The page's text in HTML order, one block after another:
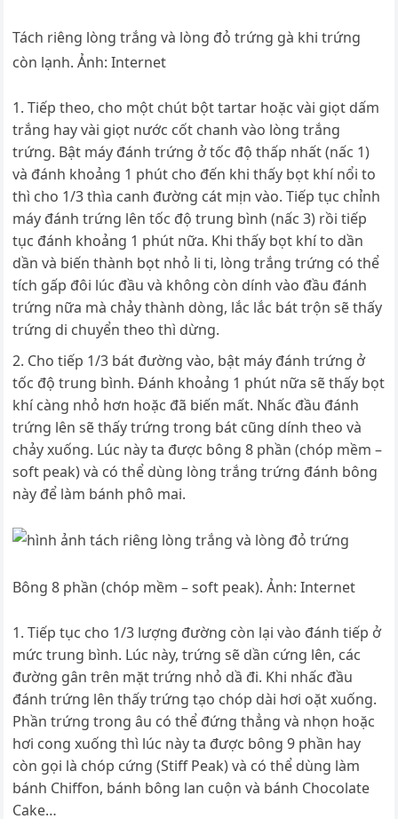
Tách riêng lòng trắng và lòng đỏ trứng gà khi trứng
còn lạnh. Ảnh: Internet
Tiếp theo, cho một chút bột tartar hoặc vài giọt dấm
trắng hay vài giọt nước cốt chanh vào lòng trắng
trứng. Bật máy đánh trứng ở tốc độ thấp nhất (nấc 1)
và đánh khoảng 1 phút cho đến khi thấy bọt khí nổi to
thì cho 1/3 thìa canh đường cát mịn vào. Tiếp tục chỉnh
máy đánh trứng lên tốc độ trung bình (nấc 3) rồi tiếp
tục đánh khoảng 1 phút nữa. Khi thấy bọt khí to dần
dần và biến thành bọt nhỏ li ti, lòng trắng trứng có thể
tích gấp đôi lúc đầu và không còn dính vào đầu đánh
trứng nữa mà chảy thành dòng, lắc lắc bát trộn sẽ thấy
trứng di chuyển theo thì dừng.
Cho tiếp 1/3 bát đường vào, bật máy đánh trứng ở
tốc độ trung bình. Đánh khoảng 1 phút nữa sẽ thấy bọt
khí càng nhỏ hơn hoặc đã biến mất. Nhấc đầu đánh
trứng lên sẽ thấy trứng trong bát cũng dính theo và
chảy xuống. Lúc này ta được bông 8 phần (chóp mềm –
soft peak) và có thể dùng lòng trắng trứng đánh bông
này để làm bánh phô mai.
Bông 8 phần (chóp mềm – soft peak). Ảnh: Internet
Tiếp tục cho 1/3 lượng đường còn lại vào đánh tiếp ở
mức trung bình. Lúc này, trứng sẽ dần cứng lên, các
đường gân trên mặt trứng nhỏ dầ đi. Khi nhấc đầu
đánh trứng lên thấy trứng tạo chóp dài hơi oặt xuống.
Phần trứng trong âu có thể đứng thẳng và nhọn hoặc
hơi cong xuống thì lúc này ta được bông 9 phần hay
còn gọi là chóp cứng (Stiff Peak) và có thể dùng làm
bánh Chiffon, bánh bông lan cuộn và bánh Chocolate
Cake…